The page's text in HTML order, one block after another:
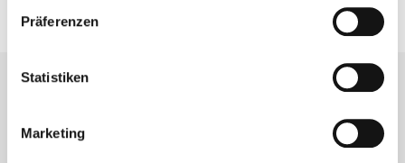
Präferenzen
Statistiken
Marketing